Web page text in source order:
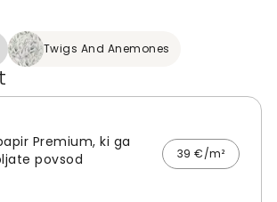
Twigs And Anemones
Premium, ki ga
povsod
39 €/m²